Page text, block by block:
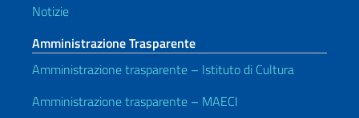
Notizie
Amministrazione Trasparente
Amministrazione trasparente – Istituto di Cultura
Amministrazione trasparente – MAECI